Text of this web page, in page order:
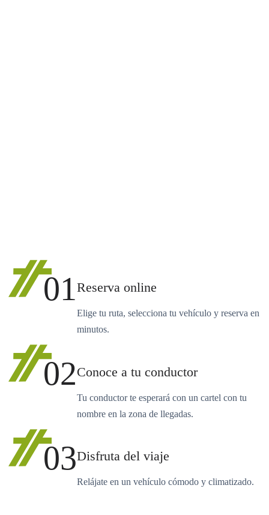
01Reserva online
Elige tu ruta, selecciona tu vehículo y reserva en
minutos.
02Conoce a tu conductor
Tu conductor te esperará con un cartel con tu
nombre en la zona de llegadas.
03Disfruta del viaje
Relájate en un vehículo cómodo y climatizado.